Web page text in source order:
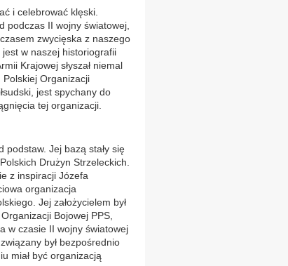
i celebrować klęski.
podczas II wojny światowej,
zwycięska z naszego
w naszej historiografii
Krajowej słyszał niemal
Organizacji
jest spychany do
tej organizacji.
podstaw. Jej bazą stały się
Drużyn Strzeleckich.
z inspiracji Józefa
organizacja
Jej założycielem był
Bojowej PPS,
w czasie II wojny światowej
był bezpośrednio
miał być organizacją